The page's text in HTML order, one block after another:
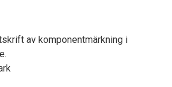
av komponentmärkning i